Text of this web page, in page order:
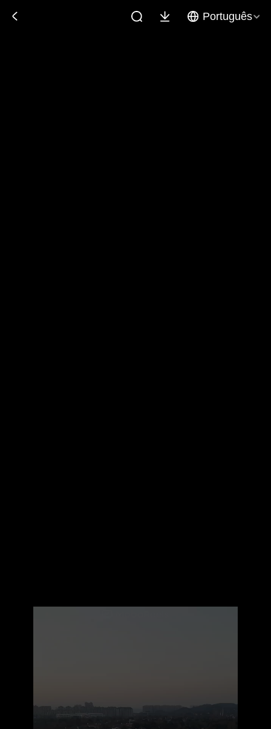
Português